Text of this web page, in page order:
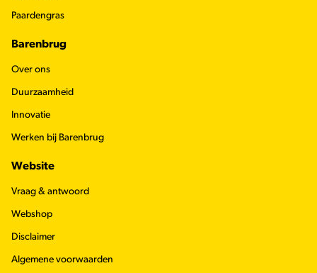
Paardengras
Barenbrug
Over ons
Duurzaamheid
Innovatie
Werken bij Barenbrug
Website
Vraag & antwoord
Webshop
Disclaimer
Algemene voorwaarden